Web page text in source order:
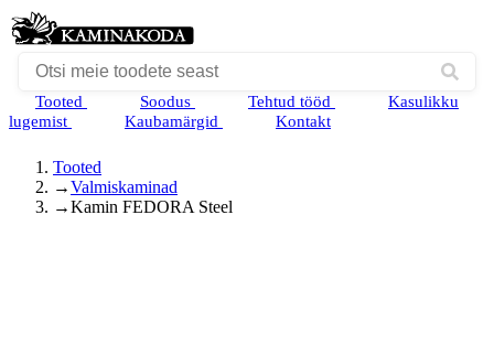
Tooted Soodus Tehtud tööd
Kasulikku
lugemist
Kaubamärgid Kontakt
Tooted
→Valmiskaminad
→Kamin FEDORA Steel